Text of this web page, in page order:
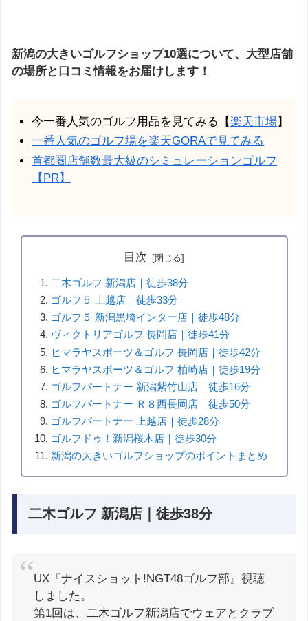
新潟の大きいゴルフショップ10選について、大型店舗
の場所と口コミ情報をお届けします！
今一番人気のゴルフ用品を見てみる【楽天市場】
一番人気のゴルフ場を楽天GORAで見てみる
首都圏店舗数最大級のシミュレーションゴルフ
【PR】
目次
二木ゴルフ 新潟店｜徒歩38分
ゴルフ５ 上越店｜徒歩33分
ゴルフ５ 新潟黒埼インター店｜徒歩48分
ヴィクトリアゴルフ 長岡店｜徒歩41分
ヒマラヤスポーツ＆ゴルフ 長岡店｜徒歩42分
ヒマラヤスポーツ＆ゴルフ 柏崎店｜徒歩19分
ゴルフパートナー 新潟紫竹山店｜徒歩16分
ゴルフパートナー Ｒ８西長岡店｜徒歩50分
ゴルフパートナー 上越店｜徒歩28分
ゴルフドゥ！新潟桜木店｜徒歩30分
新潟の大きいゴルフショップのポイントまとめ
二木ゴルフ 新潟店｜徒歩38分
UX『ナイスショット!NGT48ゴルフ部』視聴
しました。
第1回は、二木ゴルフ新潟店でウェアとクラブ